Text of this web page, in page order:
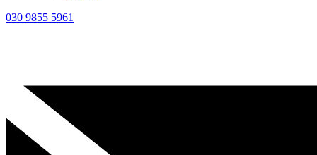
030 9855 5961